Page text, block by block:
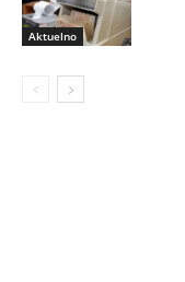
Aktuelno